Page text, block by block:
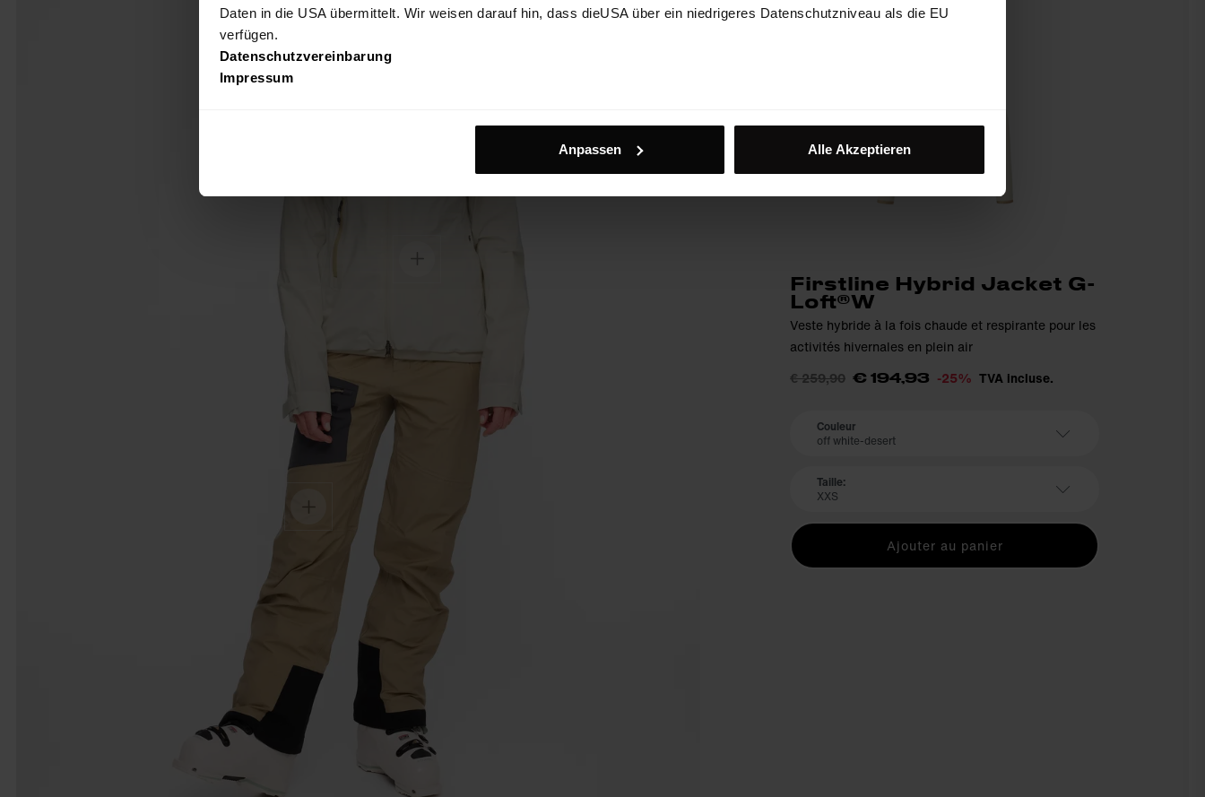
Daten in die USA übermittelt. Wir weisen darauf hin, dass dieUSA über ein niedrigeres Datenschutzniveau als die EU
verfügen.
Datenschutzvereinbarung
Impressum
Anpassen Alle Akzeptieren
Firstline Hybrid Jacket G-
Loft®W
Veste hybride à la fois chaude et respirante pour les
activités hivernales en plein air
€ 259,90 € 194,93 -25% TVA incluse.
Couleur
off white-desert
Taille:
XXS
Ajouter au panier